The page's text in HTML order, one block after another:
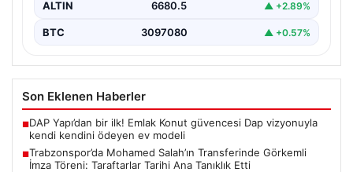
ALTIN 6680.5 ▲ +2.89%
BTC 3097080 ▲ +0.57%
Son Eklenen Haberler
■DAP Yapı’dan bir ilk! Emlak Konut güvencesi Dap vizyonuyla
kendi kendini ödeyen ev modeli
■Trabzonspor’da Mohamed Salah’ın Transferinde Görkemli
İmza Töreni: Taraftarlar Tarihi Ana Tanıklık Etti